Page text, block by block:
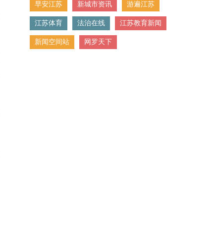
早安江苏 新城市资讯 游遍江苏
江苏体育 法治在线 江苏教育新闻
新闻空间站 网罗天下